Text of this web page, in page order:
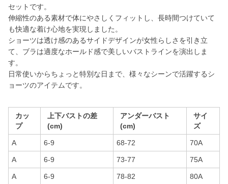
セットです。
伸縮性のある素材で体にやさしくフィットし、長時間つけていて
も快適な着け心地を実現しました。
ショーツは透け感のあるサイドデザインが女性らしさを引き立
て、ブラは適度なホールド感で美しいバストラインを演出しま
す。
日常使いからちょっと特別な日まで、様々なシーンで活躍するシ
ョーツのアイテムです。
カッ
プ
上下バストの差
(cm)
アンダーバスト
(cm)
サイ
ズ
A 6-9 68-72 70A
A 6-9 73-77 75A
A 6-9 78-82 80A